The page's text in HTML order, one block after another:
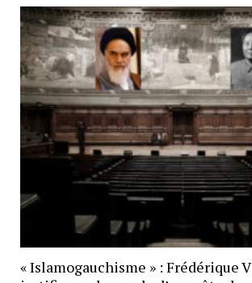
« Islamogauchisme » : Frédérique